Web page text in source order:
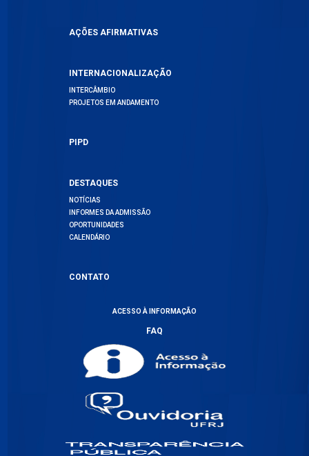
AÇÕES AFIRMATIVAS
INTERNACIONALIZAÇÃO
INTERCÂMBIO
PROJETOS EM ANDAMENTO
PIPD
DESTAQUES
NOTÍCIAS
INFORMES DA ADMISSÃO
OPORTUNIDADES
CALENDÁRIO
CONTATO
ACESSO À INFORMAÇÃO
FAQ